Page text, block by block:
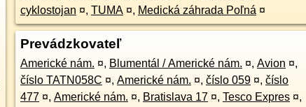
cyklostojan ¤, TUMA ¤, Medická záhrada Poľná ¤
Prevádzkovateľ
Americké nám. ¤, Blumentál / Americké nám. ¤, Avion ¤,
číslo TATN058C ¤, Americké nám. ¤, číslo 059 ¤, číslo
477 ¤, Americké nám. ¤, Bratislava 17 ¤, Tesco Expres ¤,